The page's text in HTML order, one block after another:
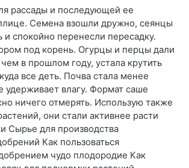
рассады и последующей ее
Семена взошли дружно, сеянцы
и спокойно перенесли пересадку.
под корень. Огурцы и перцы дали
в прошлом году, устала крутить
все деть. Почва стала менее
удерживает влагу. Формат саше
ничего отмерять. Использую также
они стали активнее расти
Сырье для производства
Как пользоваться
чудо плодородие Как